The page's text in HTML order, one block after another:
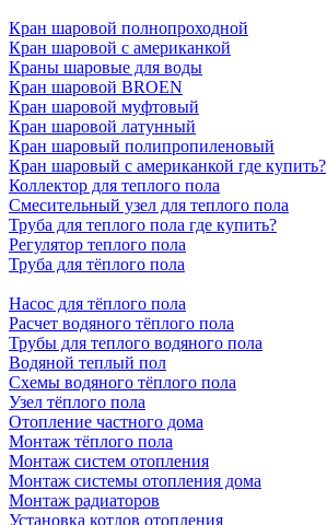
Кран шаровой полнопроходной
Кран шаровой с американкой
Краны шаровые для воды
Кран шаровой BROEN
Кран шаровой муфтовый
Кран шаровой латунный
Кран шаровый полипропиленовый
Кран шаровый с американкой где купить?
Коллектор для теплого пола
Смесительный узел для теплого пола
Труба для теплого пола где купить?
Регулятор теплого пола
Труба для тёплого пола
Насос для тёплого пола
Расчет водяного тёплого пола
Трубы для теплого водяного пола
Водяной теплый пол
Схемы водяного тёплого пола
Узел тёплого пола
Отопление частного дома
Монтаж тёплого пола
Монтаж систем отопления
Монтаж системы отопления дома
Монтаж радиаторов
Установка котлов отопления